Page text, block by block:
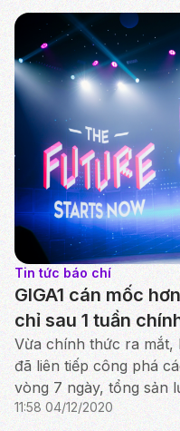
Tin tức báo chí
GIGA1 cán mốc
chỉ sau 1 tuần
Vừa chính thức ra mắt,
đã liên tiếp công phá
vòng 7 ngày, tổng sản
phẩm mỗi ngày đã hai
11:58 04/12/2020